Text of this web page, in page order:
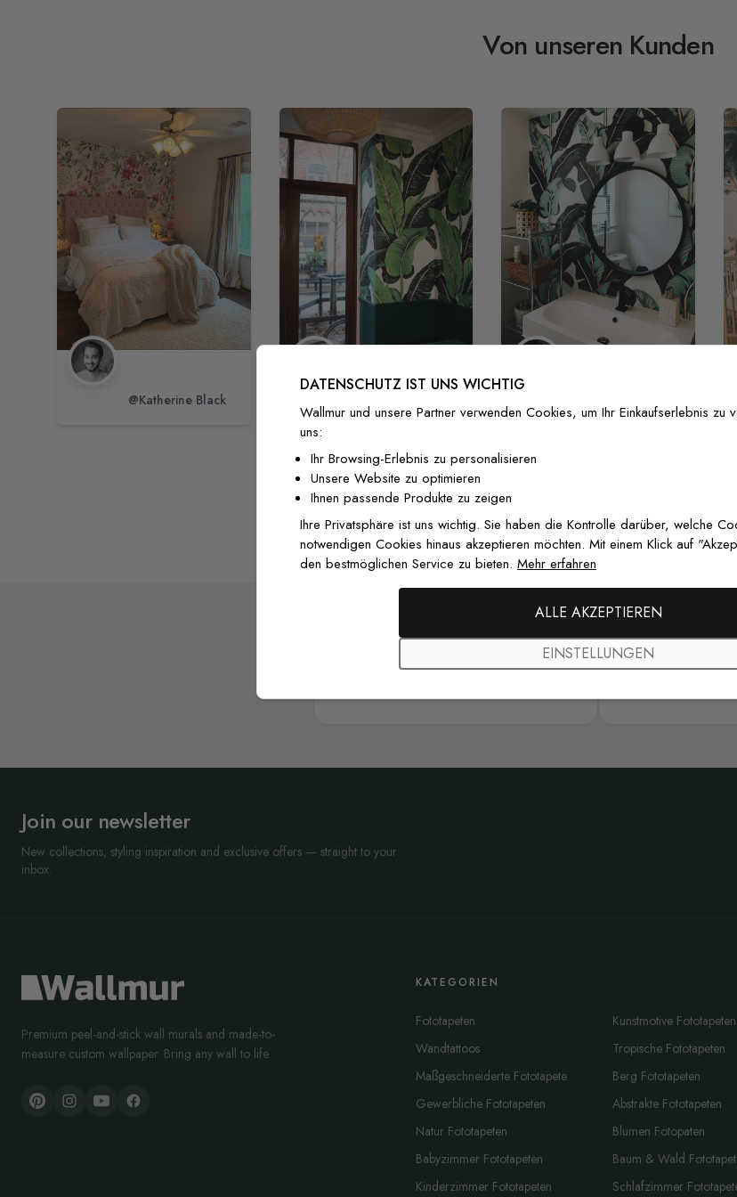
Von unseren Kunden
@Katherine Black
alle kundenfotos ansehen
Join our newsletter
New collections, styling inspiration and exclusive offers — straight to your
inbox.
Premium peel-and-stick wall murals and made-to-
measure custom wallpaper. Bring any wall to life.
KATEGORIEN
Fototapeten
Wandtattoos
Maßgeschneiderte Fototapete
Gewerbliche Fototapeten
Natur Fototapeten
Babyzimmer Fototapeten
Kinderzimmer Fototapeten
Kunstmotive Fototapeten
Tropische Fototapeten
Berg Fototapeten
Abstrakte Fototapeten
Blumen Fotopaten
Baum & Wald
Schlafzimmer
DATENSCHUTZ IST UNS WICHTIG
Wallmur und unsere Partner verwenden Cookies, um Ihr Einkaufserlebnis zu
uns:
Ihr Browsing-Erlebnis zu personalisieren
Unsere Website zu optimieren
Ihnen passende Produkte zu zeigen
Ihre Privatsphäre ist uns wichtig. Sie haben die Kontrolle darüber, welche
notwendigen Cookies hinaus akzeptieren möchten. Mit einem Klick auf
den bestmöglichen Service zu bieten. Mehr erfahren
ALLE AKZEPTIEREN
EINSTELLUNGEN